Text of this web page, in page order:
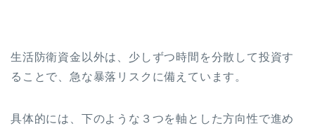
生活防衛資金以外は、少しずつ時間を分散して投資す
ることで、急な暴落リスクに備えています。
具体的には、下のような３つを軸とした方向性で進め